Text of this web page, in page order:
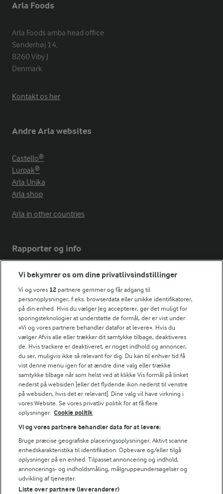
Arla Foods
Arla Foods amba head office
Sønderhøj 14,
8260 Viby J
Denmark
Kontakt os her
Andre Arla websites
Castello®
Lurpak®
Arla Unika
Arla shop
Arla in other countries
Rapporter og info
Årsrapport
FarmAhead™ Check rapport
Andelshaverinfo: Mælkepris
Fødevarestyrelsens smiley-rapporter for Arla Foods
Fødevarestyrelsens smiley-rapporter for Jörd
Fødevarestyrelsens smiley-rapporter for Lurpak PB
Følg
© 2026 Arla Foods
Vælg en anden cookies
Vi bekymrer os om dine privatlivsindstillinger
Vi og vores 12 partnere gemmer og får adgang til
personoplysninger, f.eks. browserdata eller unikke identifikatorer,
på din enhed. Hvis du vælger Jeg accepterer, gør det muligt for
sporingsteknologier at understøtte de formål, der er vist under
»Vi og vores partnere behandler datafor at levere«. Hvis du
vælger Afvis alle eller trækker dit samtykke tilbage, deaktiveres
de. Hvis trackere er deaktiveret, er noget indhold og annoncer,
du ser, muligvis ikke så relevant for dig. Du kan til enhver tid få
vist denne menu igen for at ændre dine valg eller trække
samtykke tilbage når som helst ved at klikke Vis formål på linket
nederst på websiden [eller det flydende ikon nederst til venstre
på websiden, hvis det er relevant]. Dine valg vil have virkning i
vores Website. Se vores privatliv politik for at få flere
oplysninger. Cookie politik
Vi og vores partnere behandler data for at levere:
Bruge præcise geografiske placeringsoplysninger. Aktivt scanne
enhedskarakteristika til identifikation. Opbevare og/eller tilgå
oplysninger på en enhed. Tilpasset annoncering og indhold,
annoncerings- og indholdsmåling, målgruppeundersøgelser og
udvikling af tjenester.
Liste over partnere (leverandører)